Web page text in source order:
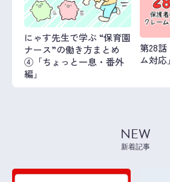
にゃす先生で学ぶ “保育園
ナース”の働き方まとめ
④「ちょっと一息・番外
編」
第28
ム対応」
NEW
新着記事